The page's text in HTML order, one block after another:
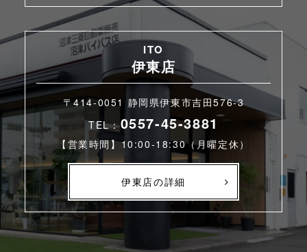
ITO
伊東店
〒414-0051 静岡県伊東市吉田576-3
TEL：0557-45-3881
【営業時間】10:00-18:30（月曜定休）
伊東店の詳細